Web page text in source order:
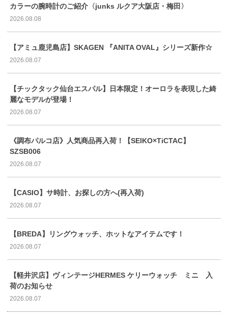
カラーの腕時計のご紹介〈junks ルクア大阪店・梅田〉
2026.08.08
【アミュ鹿児島店】SKAGEN 『ANITA OVAL』シリーズ新作☆
2026.08.07
【チックタック仙台エスパル】日本限定！オーロラを表現した綺
麗なモデルが登場！
2026.08.07
《調布パルコ店》人気商品再入荷！【SEIKO×TiCTAC】
SZSB006
2026.08.07
【CASIO】サ時計、お探しの方へ(再入荷)
2026.08.07
【BREDA】リングウォッチ、ホットなアイテムです！
2026.08.07
【軽井沢店】ヴィンテージHERMES ケリーウォッチ ミニ 入
荷のお知らせ
2026.08.07